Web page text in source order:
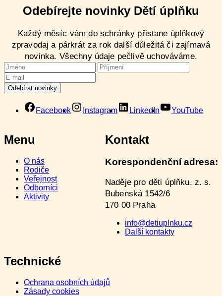
Odebírejte novinky Dětí úplňku
Každý měsíc vám do schránky přistane úplňkový
zpravodaj a párkrát za rok další důležitá či zajímavá
novinka. Všechny údaje pečlivě uchováváme.
Facebook Instagram LinkedIn YouTube
Menu
O nás
Rodiče
Veřejnost
Odborníci
Aktivity
Kontakt
Korespondenční adresa:
Naděje pro děti úplňku, z. s.
Bubenská 1542/6
170 00 Praha
info@detiuplnku.cz
Další kontakty
Technické
Ochrana osobních údajů
Zásady cookies